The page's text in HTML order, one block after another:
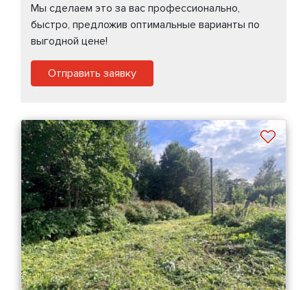
Мы сделаем это за вас профессионально,
быстро, предложив оптимальные варианты по
выгодной цене!
Отправить заявку